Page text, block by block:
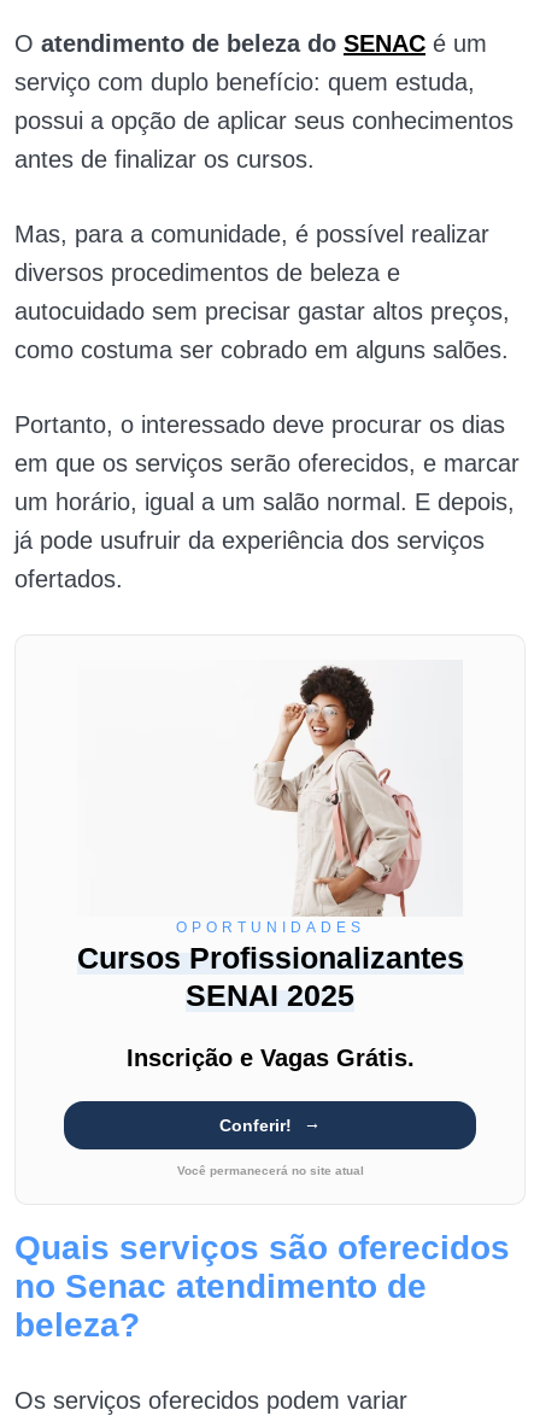
O atendimento de beleza do SENAC é um
serviço com duplo benefício: quem estuda,
possui a opção de aplicar seus conhecimentos
antes de finalizar os cursos.
Mas, para a comunidade, é possível realizar
diversos procedimentos de beleza e
autocuidado sem precisar gastar altos preços,
como costuma ser cobrado em alguns salões.
Portanto, o interessado deve procurar os dias
em que os serviços serão oferecidos, e marcar
um horário, igual a um salão normal. E depois,
já pode usufruir da experiência dos serviços
ofertados.
OPORTUNIDADES
Cursos Profissionalizantes
SENAI 2025
Inscrição e Vagas Grátis.
Conferir!
Você permanecerá no site atual
Quais serviços são oferecidos
no Senac atendimento de
beleza?
Os serviços oferecidos podem variar